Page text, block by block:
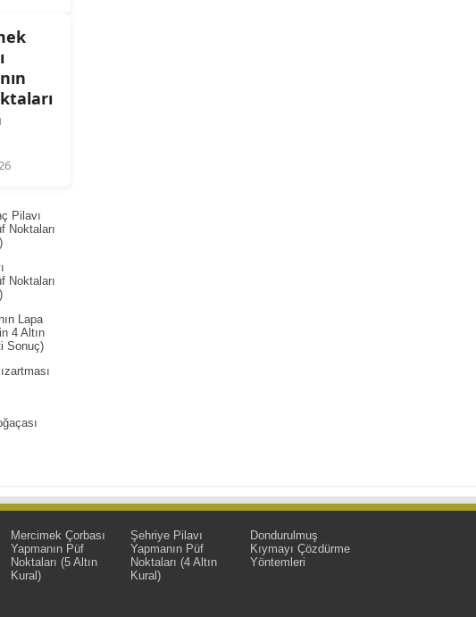
Pilavı
Noktaları
Noktaları
Lapa
4 Altın
Sonuç)
Mercimek Çorbası
Yapmanın Püf
Noktaları (5 Altın
Kural)
Şehriye Pilavı
Yapmanın Püf
Noktaları (4 Altın
Kural)
Dondurulmuş
Kıymayı Çözdürme
Yöntemleri